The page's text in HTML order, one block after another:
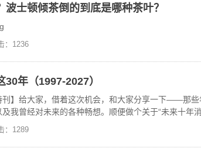
士顿倾茶倒的到底是哪种茶叶？
：1236
30年（1997-2027）
刊】给大家，借着这次机会，和大家分享一下——那
我曾经对未来的各种畅想。顺便做个关于“未来十年消
：1289